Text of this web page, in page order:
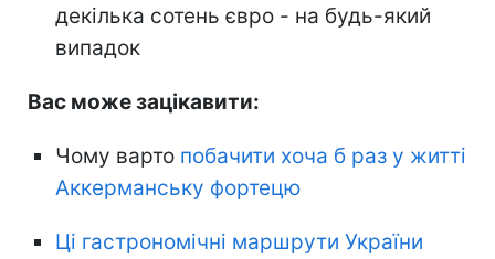
декілька сотень євро - на будь-який
випадок
Вас може зацікавити:
Чому варто побачити хоча б раз у житті
Аккерманську фортецю
Ці гастрономічні маршрути України